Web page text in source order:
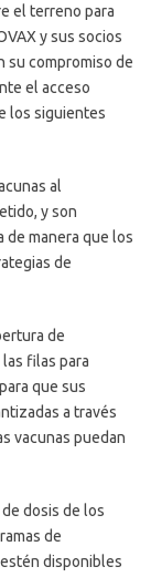
el terreno para
y sus socios
su compromiso de
el acceso
los siguientes
al
y son
manera que los
de
de
filas para
que sus
a través
vacunas puedan
dosis de los
de
disponibles